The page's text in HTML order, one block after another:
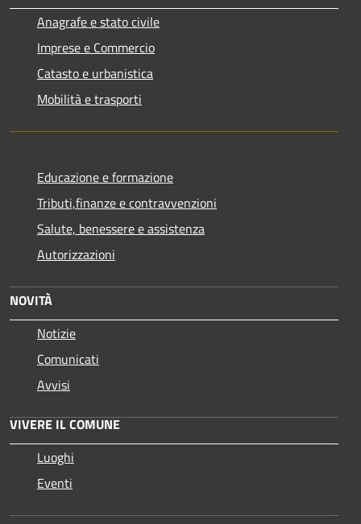
Anagrafe e stato civile
Imprese e Commercio
Catasto e urbanistica
Mobilità e trasporti
Educazione e formazione
Tributi,finanze e contravvenzioni
Salute, benessere e assistenza
Autorizzazioni
NOVITÀ
Notizie
Comunicati
Avvisi
VIVERE IL COMUNE
Luoghi
Eventi